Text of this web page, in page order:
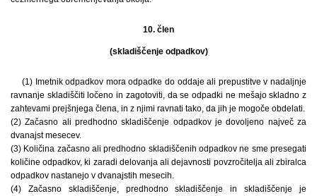
10. člen
(skladiščenje odpadkov)
(1) Imetnik odpadkov mora odpadke do oddaje ali prepustitve v nadaljnje
ravnanje skladiščiti ločeno in zagotoviti, da se odpadki ne mešajo skladno z
zahtevami prejšnjega člena, in z njimi ravnati tako, da jih je mogoče obdelati.
(2) Začasno ali predhodno skladiščenje odpadkov je dovoljeno največ za
dvanajst mesecev.
(3) Količina začasno ali predhodno skladiščenih odpadkov ne sme presegati
količine odpadkov, ki zaradi delovanja ali dejavnosti povzročitelja ali zbiralca
odpadkov nastanejo v dvanajstih mesecih.
(4) Začasno skladiščenje, predhodno skladiščenje in skladiščenje je